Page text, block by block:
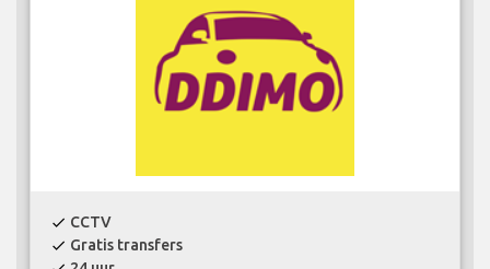
check CCTV
check Gratis transfers